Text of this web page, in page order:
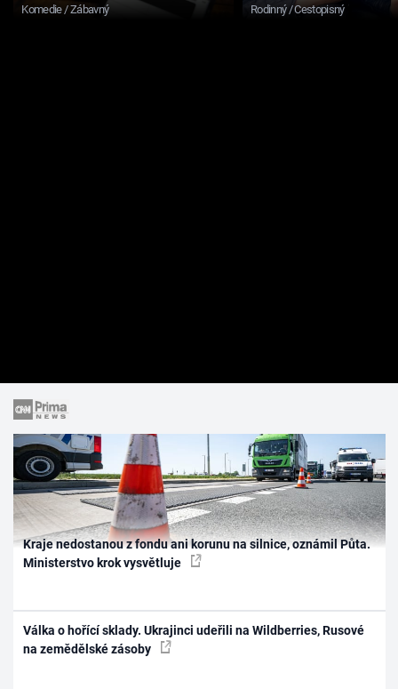
Komedie / Zábavný Rodinný / Cestopisný
Kraje nedostanou z fondu ani korunu na silnice, oznámil Půta.
Ministerstvo krok vysvětluje
Válka o hořící sklady. Ukrajinci udeřili na Wildberries, Rusové
na zemědělské zásoby